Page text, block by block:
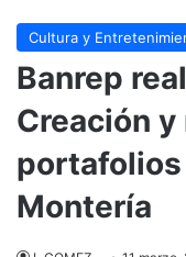
Cultura y
Banrep
Creación
Montería